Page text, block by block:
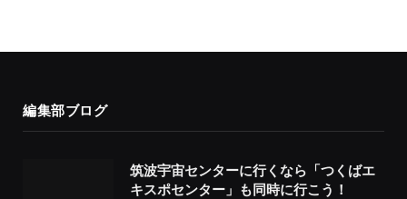
編集部ブログ
筑波宇宙センターに行くなら「つくばエ
キスポセンター」も同時に行こう！